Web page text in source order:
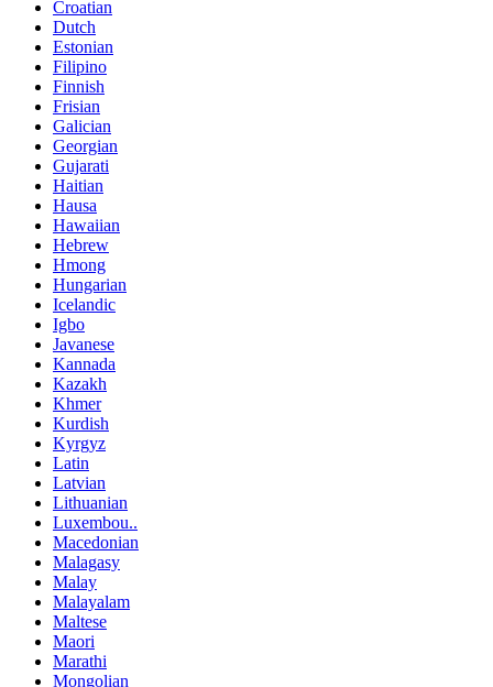
Croatian
Dutch
Estonian
Filipino
Finnish
Frisian
Galician
Georgian
Gujarati
Haitian
Hausa
Hawaiian
Hebrew
Hmong
Hungarian
Icelandic
Igbo
Javanese
Kannada
Kazakh
Khmer
Kurdish
Kyrgyz
Latin
Latvian
Lithuanian
Luxembou..
Macedonian
Malagasy
Malay
Malayalam
Maltese
Maori
Marathi
Mongolian